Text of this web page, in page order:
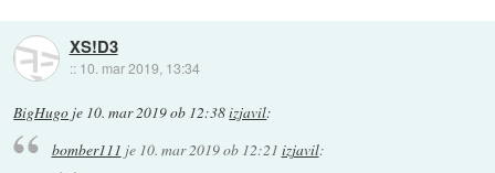
XS!D3
:: 10. mar 2019, 13:34
BigHugo je 10. mar 2019 ob 12:38izjavil:
bomber111 je 10. mar 2019 ob 12:21 izjavil: